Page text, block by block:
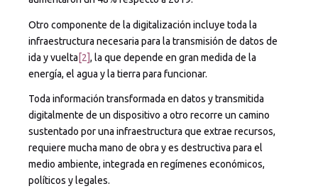
Otro componente de la digitalización incluye toda la
infraestructura necesaria para la transmisión de datos de
ida y vuelta [2], la que depende en gran medida de la
energía, el agua y la tierra para funcionar.
Toda información transformada en datos y transmitida
digitalmente de un dispositivo a otro recorre un camino
sustentado por una infraestructura que extrae recursos,
requiere mucha mano de obra y es destructiva para el
medio ambiente, integrada en regímenes económicos,
políticos y legales.